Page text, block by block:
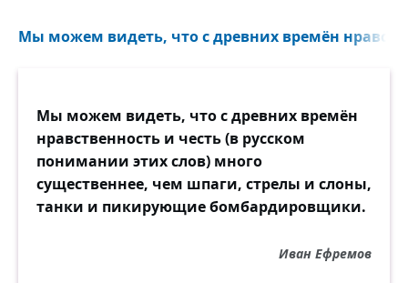
Мы можем видеть, что с древних времён
Мы можем видеть, что с древних времён
нравственность и честь (в русском
понимании этих слов) много
существеннее, чем шпаги, стрелы и слоны,
танки и пикирующие бомбардировщики.
Иван Ефремов